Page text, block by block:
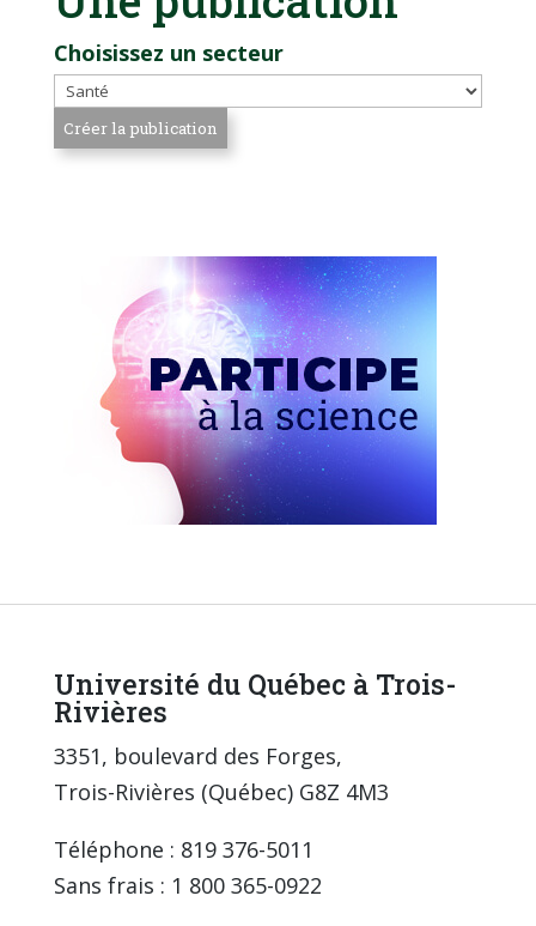
Choisissez un secteur
Université du Québec à Trois-
Rivières
3351, boulevard des Forges,
Trois-Rivières (Québec) G8Z 4M3
Téléphone : 819 376-5011
Sans frais : 1 800 365-0922